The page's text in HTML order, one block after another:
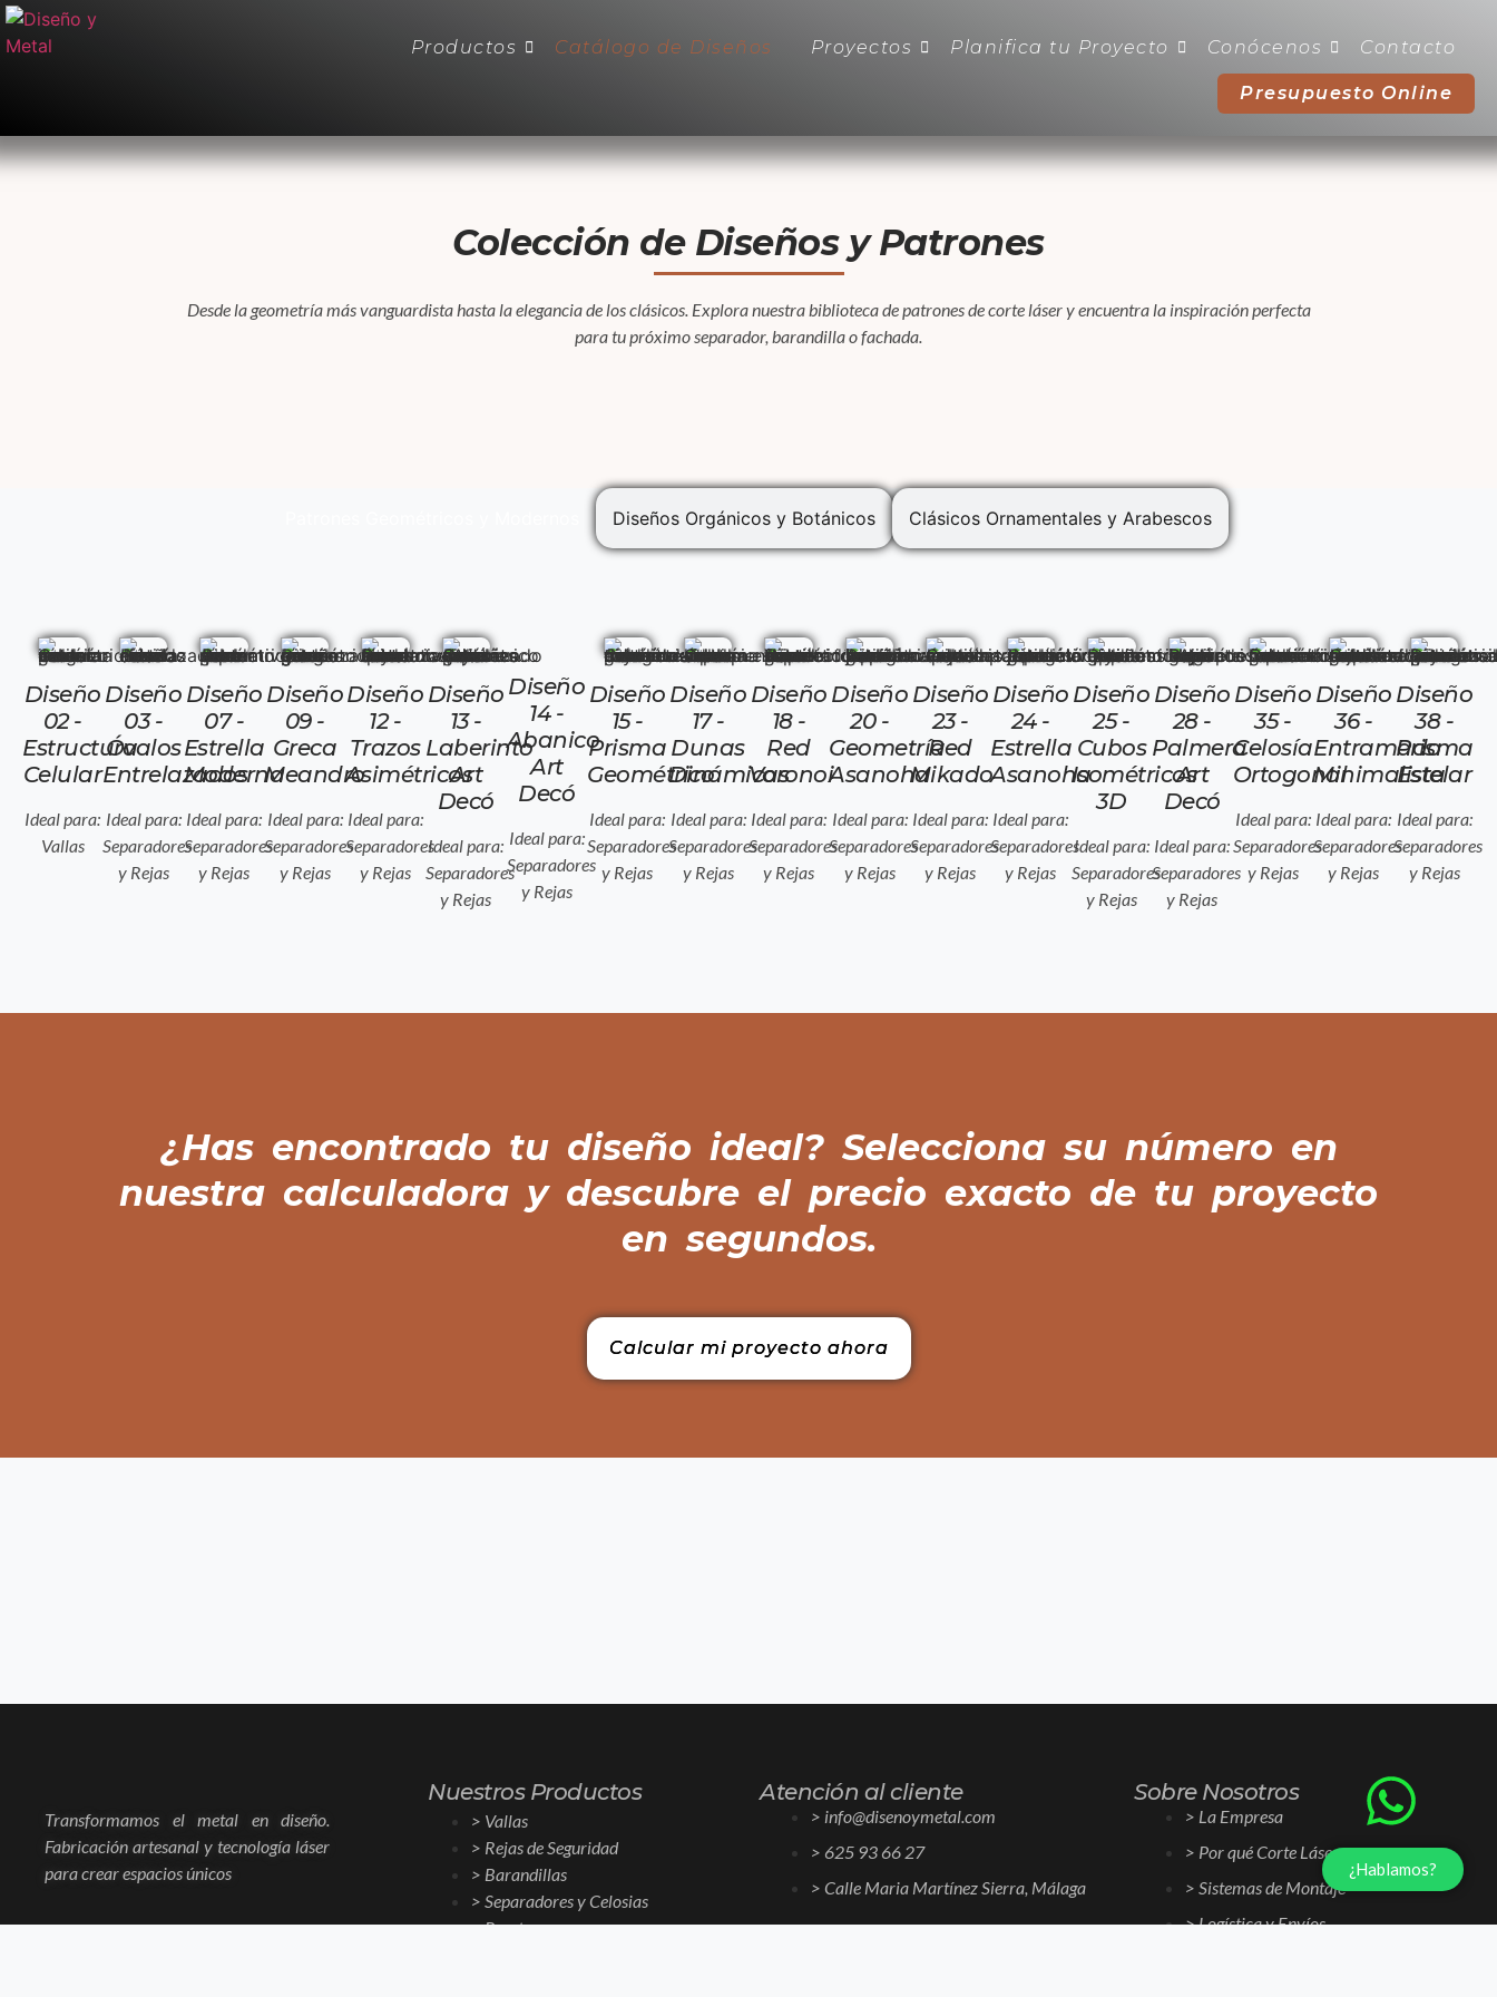
Productos Catálogo de Diseños Proyectos Planifica tu Proyecto Conócenos Contacto
Presupuesto Online
Colección de Diseños y Patrones
Desde la geometría más vanguardista hasta la elegancia de los clásicos. Explora nuestra biblioteca de patrones de corte láser y encuentra la inspiración perfecta
para tu próximo separador, barandilla o fachada.
Diseños Orgánicos y Botánicos Clásicos Ornamentales y Arabescos
Diseño
02 -
Estructura
Celular
Ideal para:
Vallas
Diseño
03 -
Óvalos
Entrelazados
Ideal para:
Separadores
y Rejas
Diseño
07 -
Estrella
Moderna
Ideal para:
Separadores
y Rejas
Diseño
09 -
Greca
Meandro
Ideal para:
Separadores
y Rejas
Diseño
12 -
Trazos
Asimétricos
Ideal para:
Separadores
y Rejas
Diseño
13 -
Laberinto
Art
Decó
Ideal para:
Separadores
y Rejas
Diseño
14 -
Abanico
Art
Decó
Ideal para:
Separadores
y Rejas
Diseño
15 -
Prisma
Geométrico
Ideal para:
Separadores
y Rejas
Diseño
17 -
Dunas
Dinámicas
Ideal para:
Separadores
y Rejas
Diseño
18 -
Red
Voronoi
Ideal para:
Separadores
y Rejas
Diseño
20 -
Geometría
Asanoha
Ideal para:
Separadores
y Rejas
Diseño
23 -
Red
Mikado
Ideal para:
Separadores
y Rejas
Diseño
24 -
Estrella
Asanoha
Ideal para:
Separadores
y Rejas
Diseño
25 -
Cubos
Isométricos
3D
Ideal para:
Separadores
y Rejas
Diseño
28 -
Palmera
Art
Decó
Ideal para:
Separadores
y Rejas
Diseño
35 -
Celosía
Ortogonal
Ideal para:
Separadores
y Rejas
Diseño
36 -
Entramado
Minimalista
Ideal para:
Separadores
y Rejas
Diseño
38 -
Prisma
Estelar
Ideal para:
Separadores
y Rejas
¿Has encontrado tu diseño ideal? Selecciona su número en
nuestra calculadora y descubre el precio exacto de tu proyecto
en segundos.
Calcular mi proyecto ahora
Transformamos el metal en diseño.
Fabricación artesanal y tecnología láser
para crear espacios únicos
Nuestros Productos
> Vallas
> Rejas de Seguridad
> Barandillas
> Separadores y Celosias
> Puertas
Atención al cliente
> info@disenoymetal.com
> 625 93 66 27
> Calle Maria Martínez Sierra, Málaga
¿Hablamos?
Sobre Nosotros
> La Empresa
> Por qué Corte Láser
> Sistemas de Montaje
> Logística y Envíos